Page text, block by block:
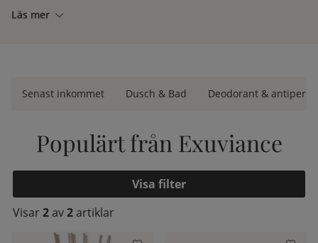
Läs mer
Senast inkommet Dusch & Bad Deodorant &
Populärt från Exuviance
Filtrera
Visar 2av2artiklar
Produkter